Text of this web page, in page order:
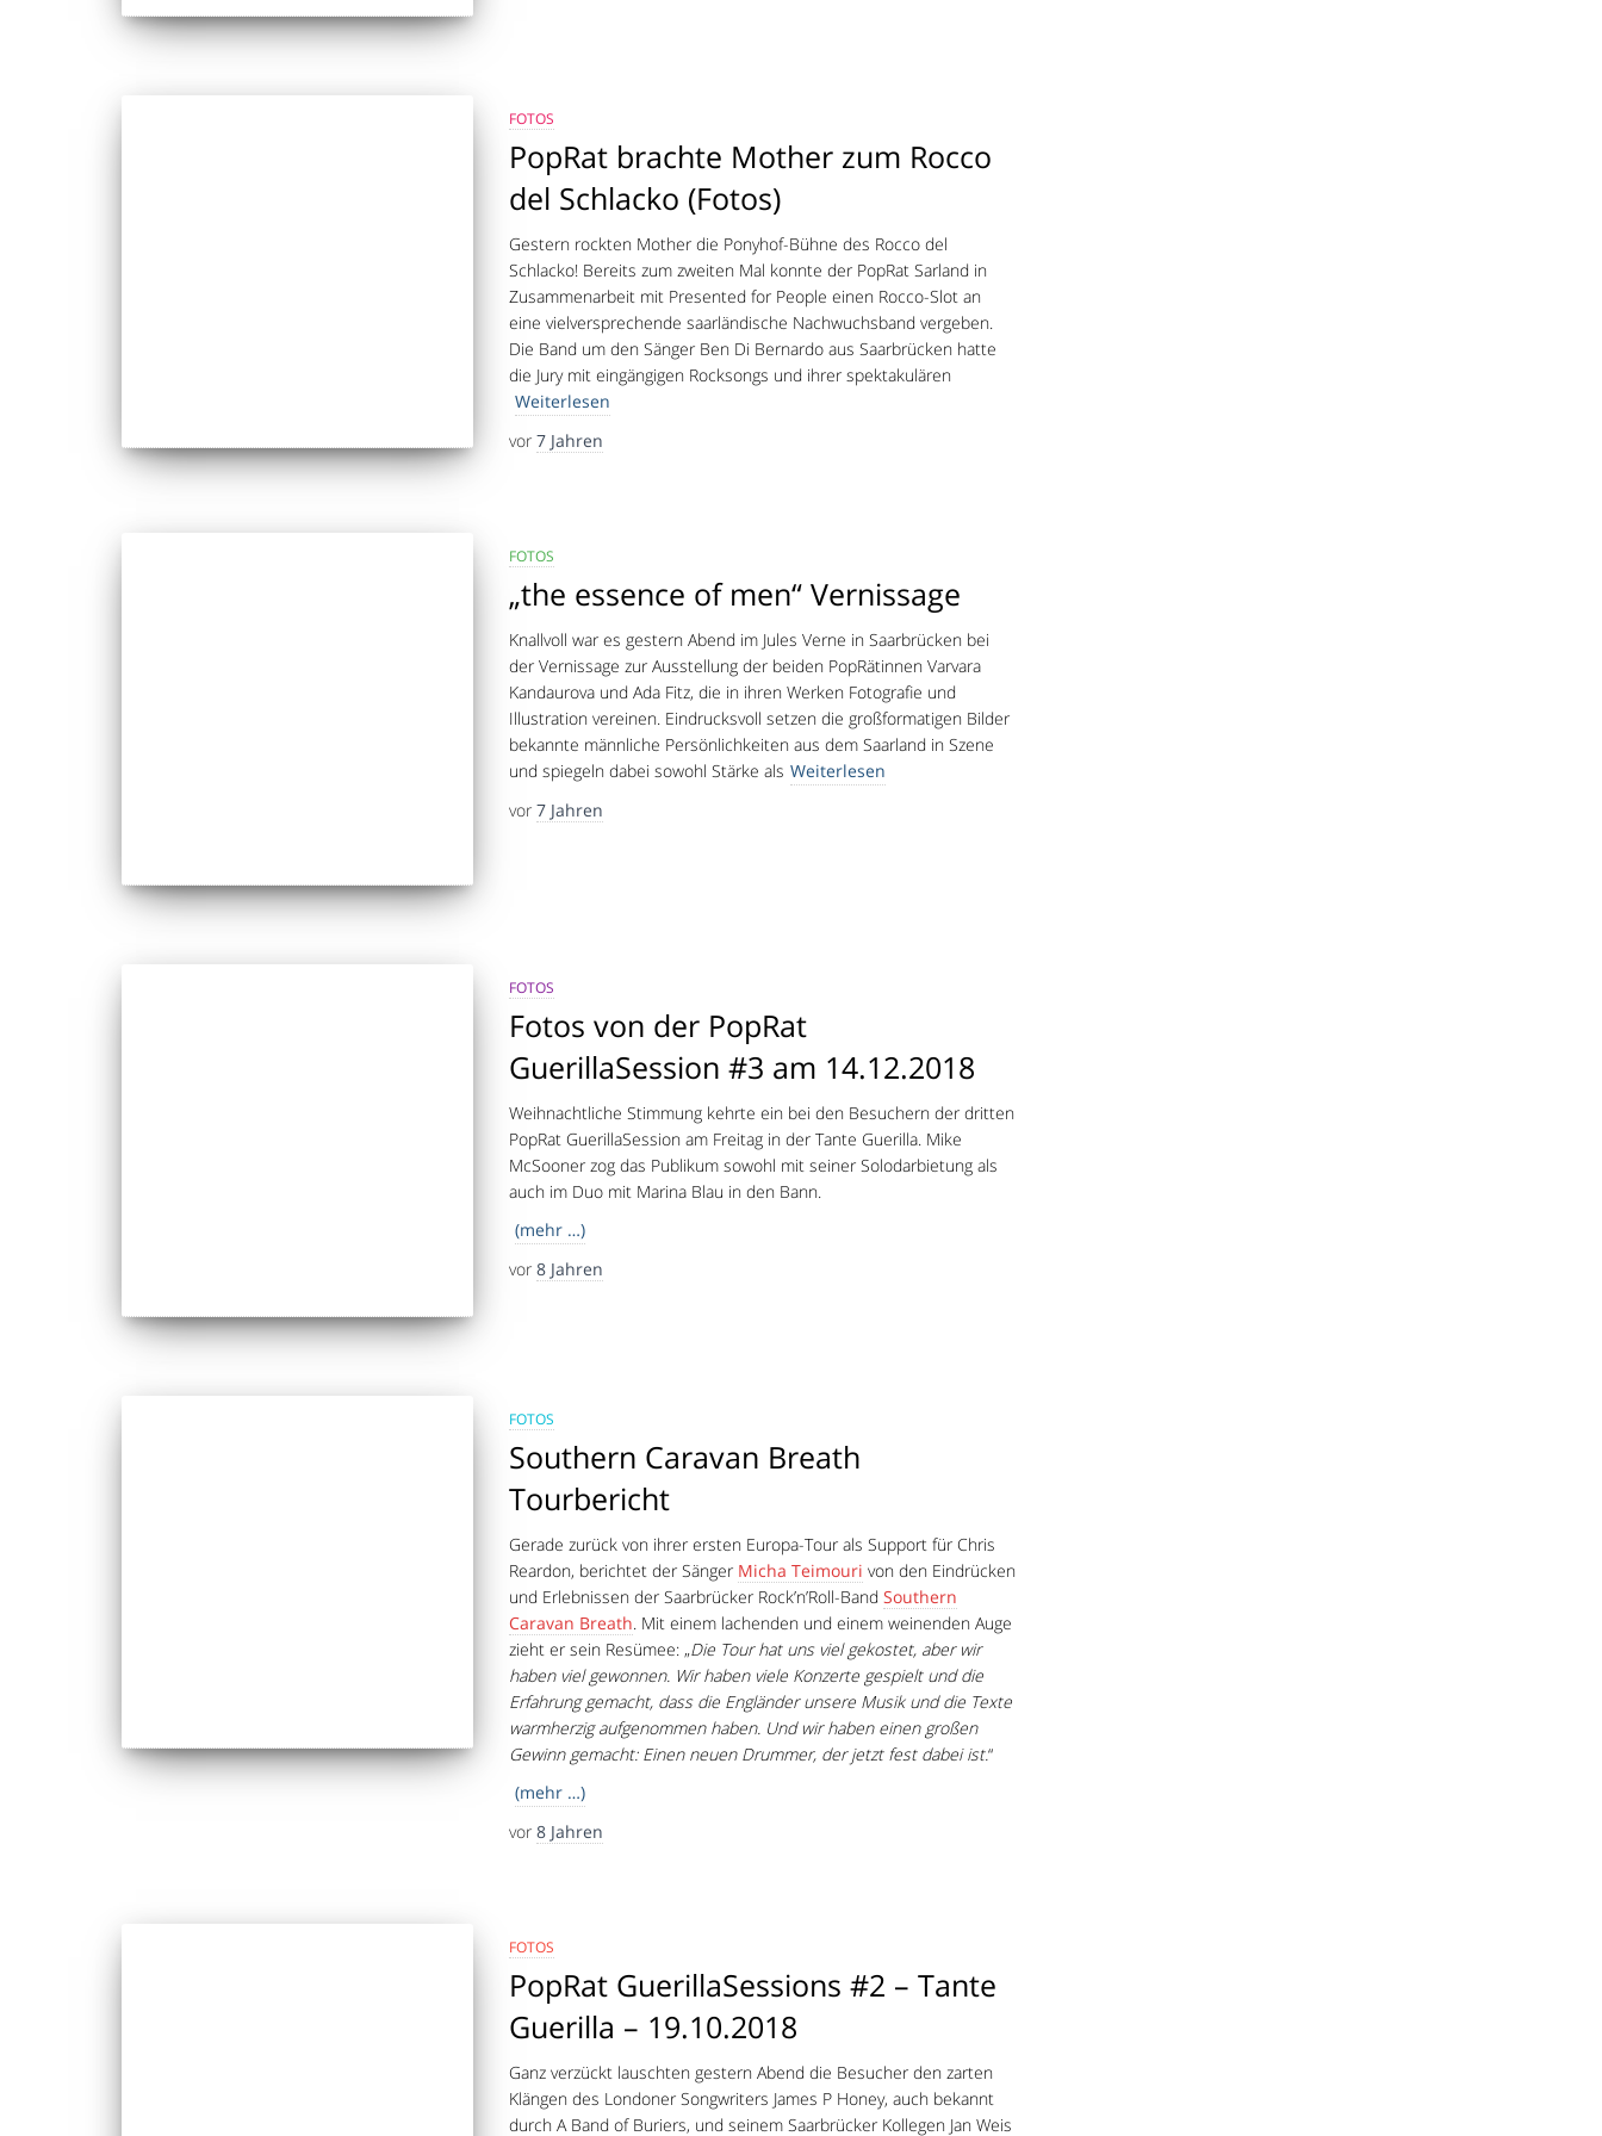
FOTOS
PopRat brachte Mother zum Rocco
del Schlacko (Fotos)
Gestern rockten Mother die Ponyhof-Bühne des Rocco del
Schlacko! Bereits zum zweiten Mal konnte der PopRat Sarland in
Zusammenarbeit mit Presented for People einen Rocco-Slot an
eine vielversprechende saarländische Nachwuchsband vergeben.
Die Band um den Sänger Ben Di Bernardo aus Saarbrücken hatte
die Jury mit eingängigen Rocksongs und ihrer spektakulären
Weiterlesen
vor 7 Jahren
FOTOS
„the essence of men“ Vernissage
Knallvoll war es gestern Abend im Jules Verne in Saarbrücken bei
der Vernissage zur Ausstellung der beiden PopRätinnen Varvara
Kandaurova und Ada Fitz, die in ihren Werken Fotografie und
Illustration vereinen. Eindrucksvoll setzen die großformatigen Bilder
bekannte männliche Persönlichkeiten aus dem Saarland in Szene
und spiegeln dabei sowohl Stärke als Weiterlesen
vor 7 Jahren
FOTOS
Fotos von der PopRat
GuerillaSession #3 am 14.12.2018
Weihnachtliche Stimmung kehrte ein bei den Besuchern der dritten
PopRat GuerillaSession am Freitag in der Tante Guerilla. Mike
McSooner zog das Publikum sowohl mit seiner Solodarbietung als
auch im Duo mit Marina Blau in den Bann.
(mehr …)
vor 8 Jahren
FOTOS
Southern Caravan Breath
Tourbericht
Gerade zurück von ihrer ersten Europa-Tour als Support für Chris
Reardon, berichtet der Sänger Micha Teimouri von den Eindrücken
und Erlebnissen der Saarbrücker Rock’n’Roll-Band Southern
Caravan Breath. Mit einem lachenden und einem weinenden Auge
zieht er sein Resümee: „Die Tour hat uns viel gekostet, aber wir
haben viel gewonnen. Wir haben viele Konzerte gespielt und die
Erfahrung gemacht, dass die Engländer unsere Musik und die Texte
warmherzig aufgenommen haben. Und wir haben einen großen
Gewinn gemacht: Einen neuen Drummer, der jetzt fest dabei ist.“
(mehr …)
vor 8 Jahren
FOTOS
PopRat GuerillaSessions #2 – Tante
Guerilla – 19.10.2018
Ganz verzückt lauschten gestern Abend die Besucher den zarten
Klängen des Londoner Songwriters James P Honey, auch bekannt
durch A Band of Buriers, und seinem Saarbrücker Kollegen Jan Weis